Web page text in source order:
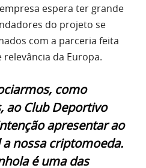
espera ter grande
do projeto se
com a parceria feita
da Europa.
como
ao Club Deportivo
apresentar ao
nossa criptomoeda.
é uma das